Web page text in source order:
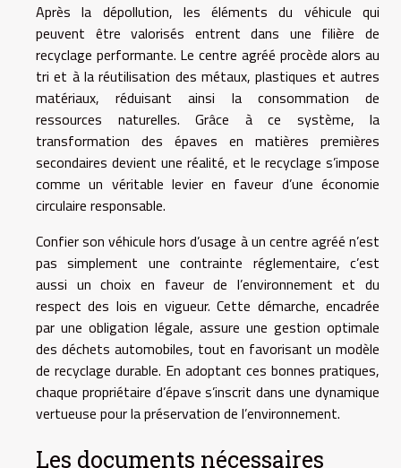
Après la dépollution, les éléments du véhicule qui
peuvent être valorisés entrent dans une filière de
recyclage performante. Le centre agréé procède alors au
tri et à la réutilisation des métaux, plastiques et autres
matériaux, réduisant ainsi la consommation de
ressources naturelles. Grâce à ce système, la
transformation des épaves en matières premières
secondaires devient une réalité, et le recyclage s’impose
comme un véritable levier en faveur d’une économie
circulaire responsable.
Confier son véhicule hors d’usage à un centre agréé n’est
pas simplement une contrainte réglementaire, c’est
aussi un choix en faveur de l’environnement et du
respect des lois en vigueur. Cette démarche, encadrée
par une obligation légale, assure une gestion optimale
des déchets automobiles, tout en favorisant un modèle
de recyclage durable. En adoptant ces bonnes pratiques,
chaque propriétaire d’épave s’inscrit dans une dynamique
vertueuse pour la préservation de l’environnement.
Les documents nécessaires